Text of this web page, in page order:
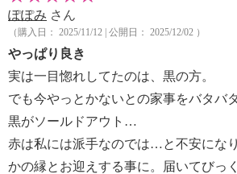
ぽぽみ さん
（購入日： 2025/11/12 | 公開日： 2025/12/02 ）
やっぱり良き
実は一目惚れしてたのは、黒の方。
でも今やっとかないとの家事をバタバ
黒がソールドアウト…
赤は私には派手なのでは…と不安にな
かの縁とお迎えする事に。届いてびっ